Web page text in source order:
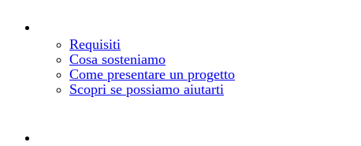
Requisiti
Cosa sosteniamo
Come presentare un progetto
Scopri se possiamo aiutarti